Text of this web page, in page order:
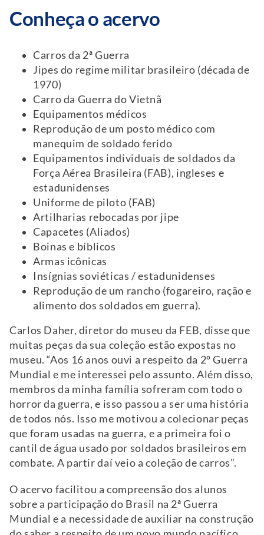
Conheça o acervo
Carros da 2ª Guerra
Jipes do regime militar brasileiro (década de
1970)
Carro da Guerra do Vietnã
Equipamentos médicos
Reprodução de um posto médico com
manequim de soldado ferido
Equipamentos individuais de soldados da
Força Aérea Brasileira (FAB), ingleses e
estadunidenses
Uniforme de piloto (FAB)
Artilharias rebocadas por jipe
Capacetes (Aliados)
Boinas e bíblicos
Armas icônicas
Insígnias soviéticas / estadunidenses
Reprodução de um rancho (fogareiro, ração e
alimento dos soldados em guerra).
Carlos Daher, diretor do museu da FEB, disse que
muitas peças da sua coleção estão expostas no
museu. “Aos 16 anos ouvi a respeito da 2º Guerra
Mundial e me interessei pelo assunto. Além disso,
membros da minha família sofreram com todo o
horror da guerra, e isso passou a ser uma história
de todos nós. Isso me motivou a colecionar peças
que foram usadas na guerra, e a primeira foi o
cantil de água usado por soldados brasileiros em
combate. A partir daí veio a coleção de carros”.
O acervo facilitou a compreensão dos alunos
sobre a participação do Brasil na 2ª Guerra
Mundial e a necessidade de auxiliar na construção